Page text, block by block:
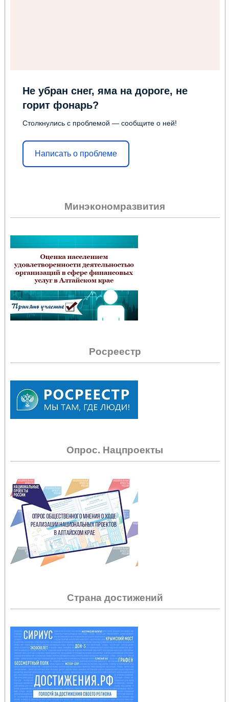
Не убран снег, яма на дороге, не
горит фонарь?
Столкнулись с проблемой — сообщите о ней!
Написать о проблеме
Минэкономразвития
Росреестр
Опрос. Нацпроекты
Страна достижений